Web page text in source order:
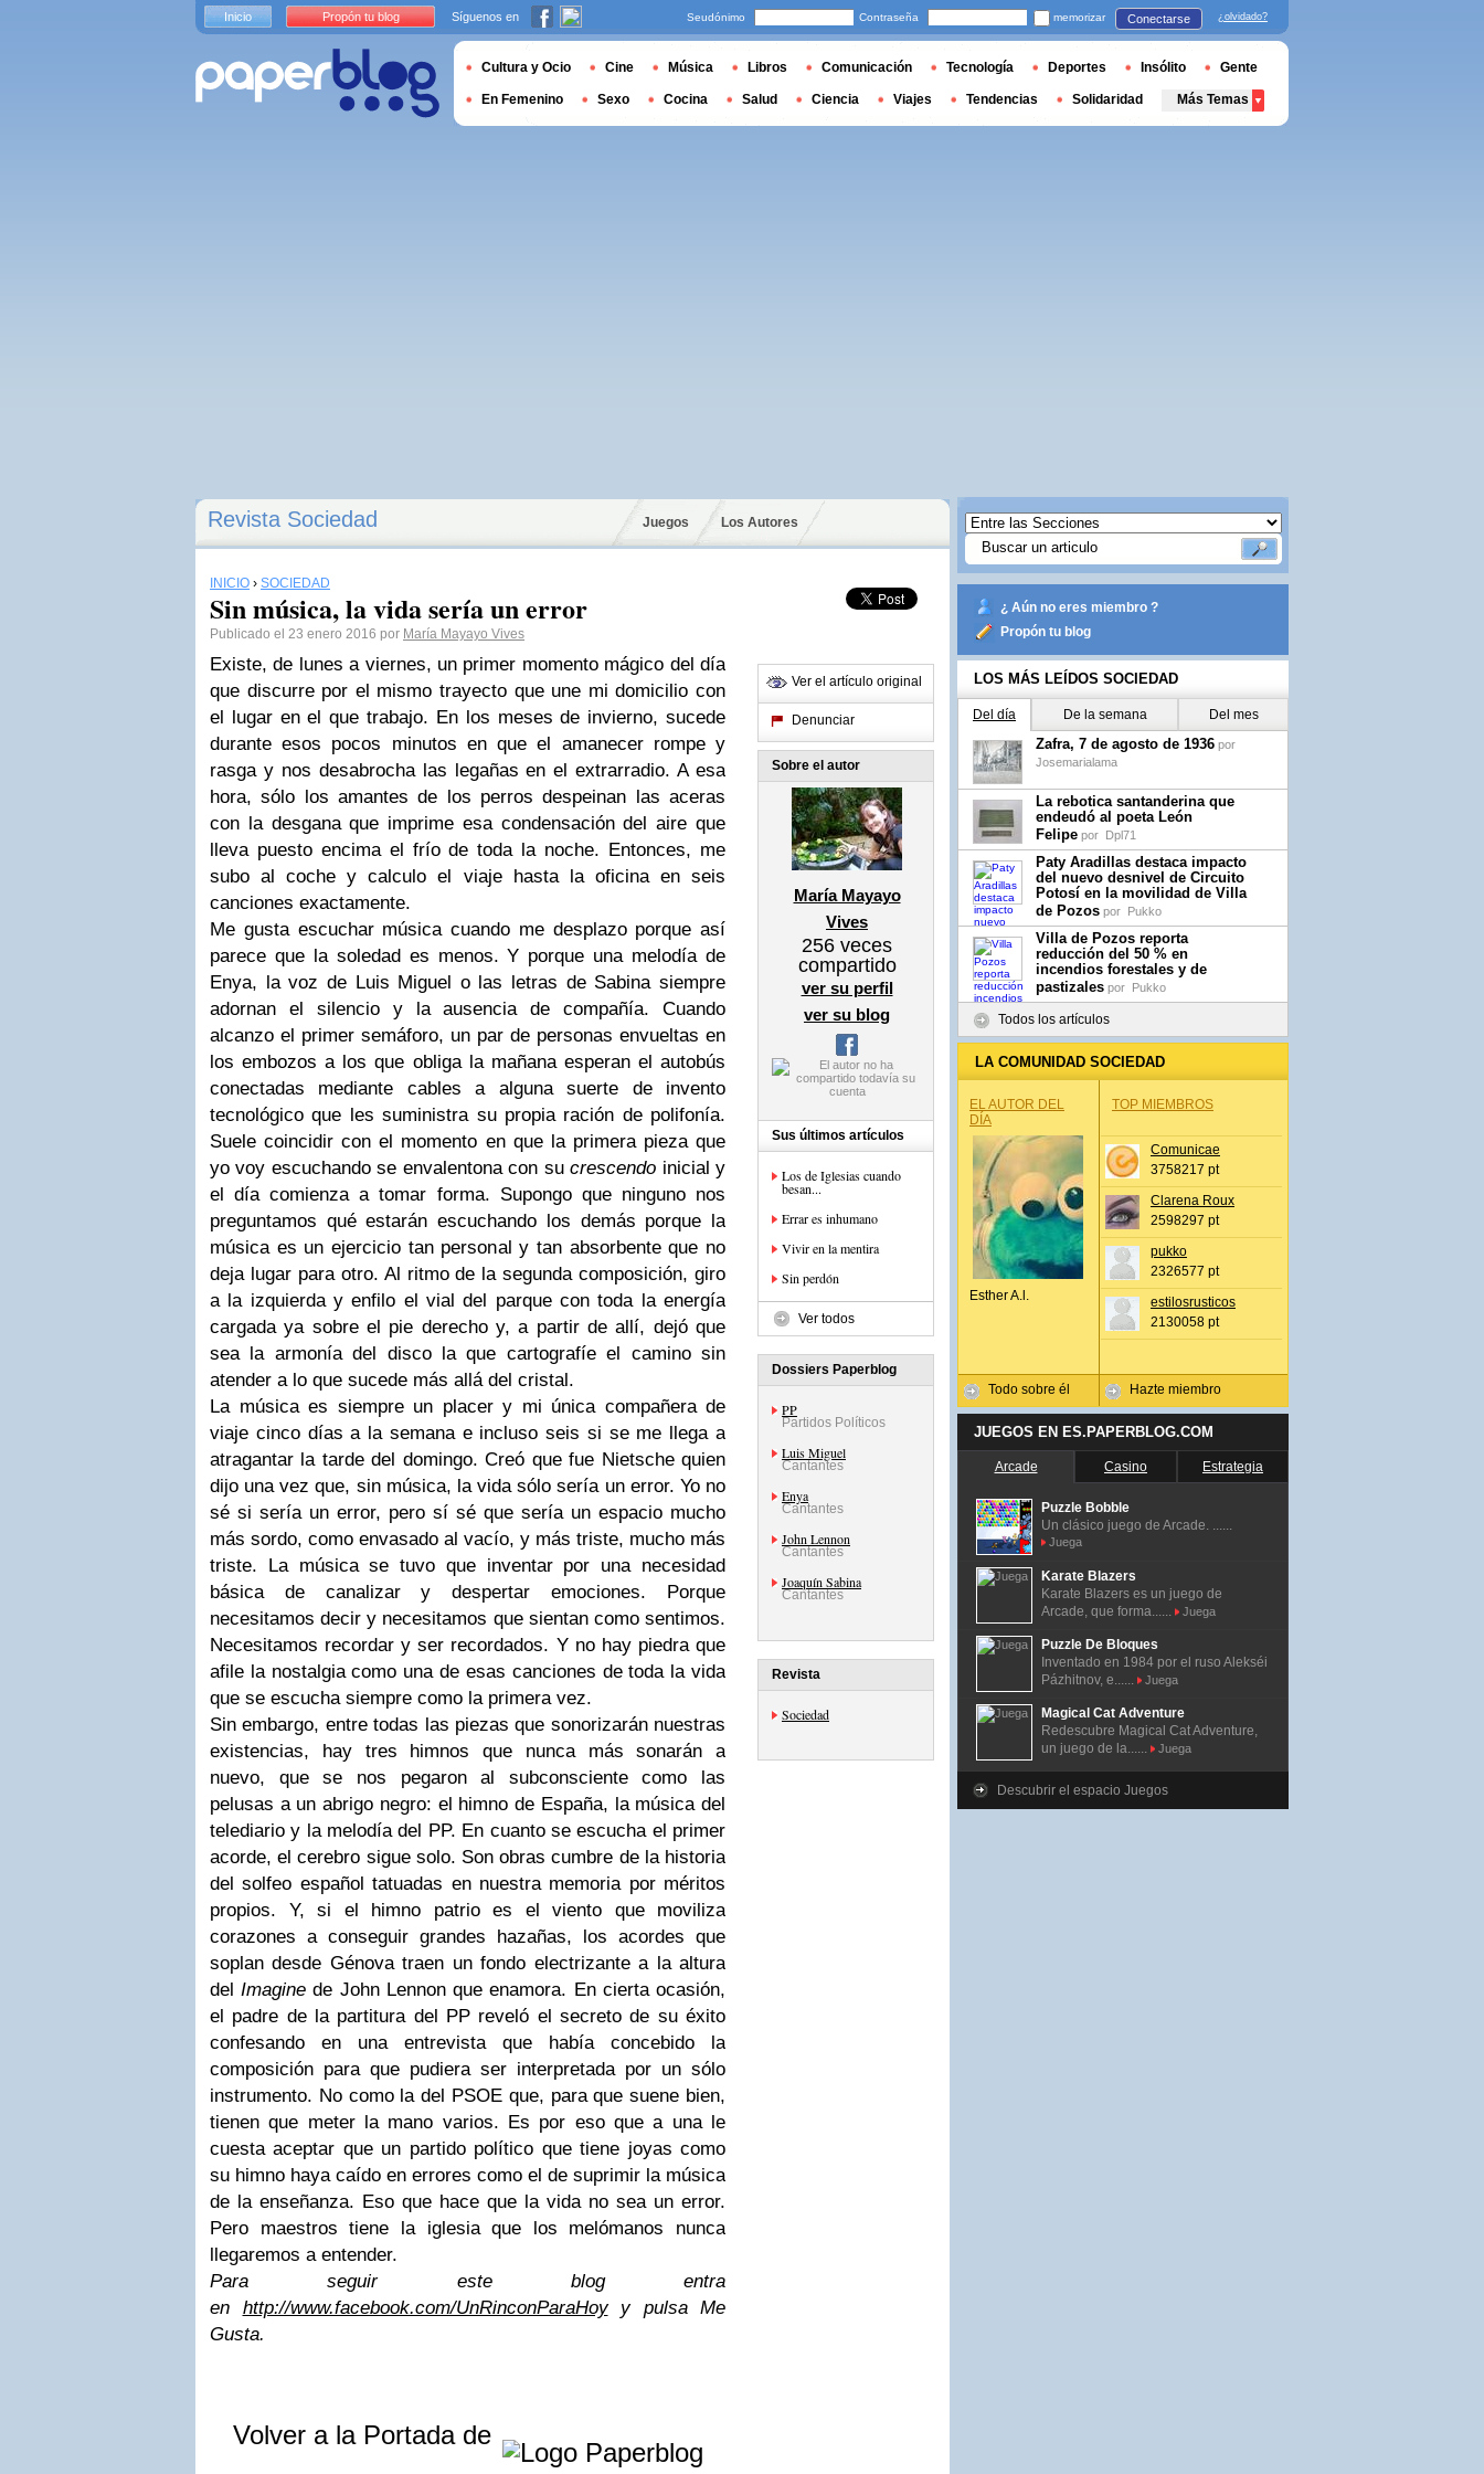
Revista Sociedad Juegos Los Autores
INICIO › SOCIEDAD
Sin música, la vida sería un error
Publicado el 23 enero 2016 por María Mayayo Vives
Existe, de lunes a viernes, un primer momento mágico del día
que discurre por el mismo trayecto que une mi domicilio con
el lugar en el que trabajo. En los meses de invierno, sucede
durante esos pocos minutos en que el amanecer rompe y
rasga y nos desabrocha las legañas en el extrarradio. A esa
hora, sólo los amantes de los perros despeinan las aceras
con la desgana que imprime esa condensación del aire que
lleva puesto encima el frío de toda la noche. Entonces, me
subo al coche y calculo el viaje hasta la oficina en seis
canciones exactamente.
Me gusta escuchar música cuando me desplazo porque así
parece que la soledad es menos. Y porque una melodía de
Enya, la voz de Luis Miguel o las letras de Sabina siempre
adornan el silencio y la ausencia de compañía. Cuando
alcanzo el primer semáforo, un par de personas envueltas en
los embozos a los que obliga la mañana esperan el autobús
conectadas mediante cables a alguna suerte de invento
tecnológico que les suministra su propia ración de polifonía.
Suele coincidir con el momento en que la primera pieza que
yo voy escuchando se envalentona con sucrescendo inicial y
el día comienza a tomar forma. Supongo que ninguno nos
preguntamos qué estarán escuchando los demás porque la
música es un ejercicio tan personal y tan absorbente que no
deja lugar para otro. Al ritmo de la segunda composición, giro
a la izquierda y enfilo el vial del parque con toda la energía
cargada ya sobre el pie derecho y, a partir de allí, dejó que
sea la armonía del disco la que cartografíe el camino sin
atender a lo que sucede más allá del cristal.
La música es siempre un placer y mi única compañera de
viaje cinco días a la semana e incluso seis si se me llega a
atragantar la tarde del domingo. Creó que fue Nietsche quien
dijo una vez que, sin música, la vida sólo sería un error. Yo no
sé si sería un error, pero sí sé que sería un espacio mucho
más sordo, como envasado al vacío, y más triste, mucho más
triste. La música se tuvo que inventar por una necesidad
básica de canalizar y despertar emociones. Porque
necesitamos decir y necesitamos que sientan como sentimos.
Necesitamos recordar y ser recordados. Y no hay piedra que
afile la nostalgia como una de esas canciones de toda la vida
que se escucha siempre como la primera vez.
Sin embargo, entre todas las piezas que sonorizarán nuestras
existencias, hay tres himnos que nunca más sonarán a
nuevo, que se nos pegaron al subconsciente como las
pelusas a un abrigo negro: el himno de España, la música del
telediario y la melodía del PP. En cuanto se escucha el primer
acorde, el cerebro sigue solo. Son obras cumbre de la historia
del solfeo español tatuadas en nuestra memoria por méritos
propios. Y, si el himno patrio es el viento que moviliza
corazones a conseguir grandes hazañas, los acordes que
soplan desde Génova traen un fondo electrizante a la altura
delImagine de John Lennon que enamora. En cierta ocasión,
el padre de la partitura del PP reveló el secreto de su éxito
confesando en una entrevista que había concebido la
composición para que pudiera ser interpretada por un sólo
instrumento. No como la del PSOE que, para que suene bien,
tienen que meter la mano varios. Es por eso que a una le
cuesta aceptar que un partido político que tiene joyas como
su himno haya caído en errores como el de suprimir la música
de la enseñanza. Eso que hace que la vida no sea un error.
Pero maestros tiene la iglesia que los melómanos nunca
llegaremos a entender.
Para seguir este blog entra
en http://www.facebook.com/UnRinconParaHoyy pulsa Me
Gusta.
Volver a la Portada de
Ver el artículo original
Denunciar
Sobre el autor
María Mayayo
Vives
256 veces
compartido
ver su perfil
ver su blog
Sus últimos artículos
Los de Iglesias cuando
besan...
Errar es inhumano
Vivir en la mentira
Sin perdón
Ver todos
Dossiers Paperblog
PP
Partidos Políticos
Luis Miguel
Cantantes
Enya
Cantantes
John Lennon
Cantantes
Joaquín Sabina
Cantantes
Revista
Sociedad
¿ Aún no eres miembro ?
Propón tu blog
LOS MÁS LEÍDOS SOCIEDAD
Del día De la semana Del mes
Zafra, 7 de agosto de 1936 por
Josemarialama
La rebotica santanderina que
endeudó al poeta León
Felipe por Dpl71
Paty Aradillas destaca impacto
del nuevo desnivel de Circuito
Potosí en la movilidad de Villa
de Pozos por Pukko
Villa de Pozos reporta
reducción del 50 % en
incendios forestales y de
pastizales por Pukko
Todos los artículos
LA COMUNIDAD SOCIEDAD
EL AUTOR DEL
DÍA
Esther A.l.
Todo sobre él
TOP MIEMBROS
Comunicae
3758217 pt
Clarena Roux
2598297 pt
pukko
2326577 pt
estilosrusticos
2130058 pt
Hazte miembro
JUEGOS EN ES.PAPERBLOG.COM
Arcade Casino Estrategia
Puzzle Bobble
Un clásico juego de Arcade. ......
Juega
Karate Blazers
Karate Blazers es un juego de
Arcade, que forma......
Juega
Puzzle De Bloques
Inventado en 1984 por el ruso Alekséi
Pázhitnov, e......
Juega
Magical Cat Adventure
Redescubre Magical Cat Adventure,
un juego de la......
Juega
Descubrir el espacio Juegos
Inicio Propón tu blog Síguenos en Seudónimo Contraseña memorizar Conectarse ¿olvidado?
Cultura y Ocio Cine Música Libros Comunicación Tecnología Deportes Insólito Gente
En Femenino Sexo Cocina Salud Ciencia Viajes Tendencias Solidaridad Más Temas